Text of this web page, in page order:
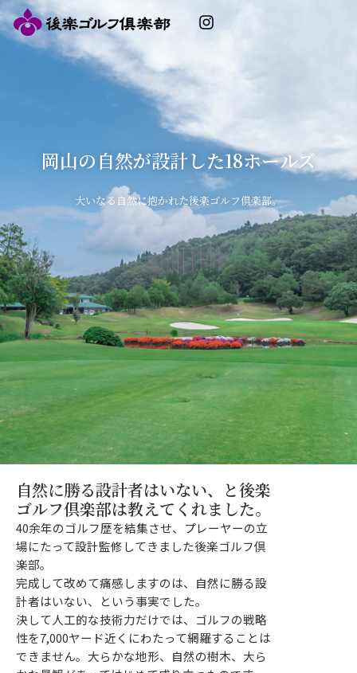
内
容
Instagram
岡山の自然が設計した18ホールズ
大いなる自然に抱かれた後楽ゴルフ倶楽部。
自然に勝る設計者はいない、と後楽
ゴルフ倶楽部は教えてくれました。
40余年のゴルフ歴を結集させ、プレーヤーの立
場にたって設計監修してきました後楽ゴルフ倶
楽部。
完成して改めて痛感しますのは、自然に勝る設
計者はいない、という事実でした。
決して人工的な技術力だけでは、ゴルフの戦略
性を7,000ヤード近くにわたって網羅することは
できません。大らかな地形、自然の樹木、大ら